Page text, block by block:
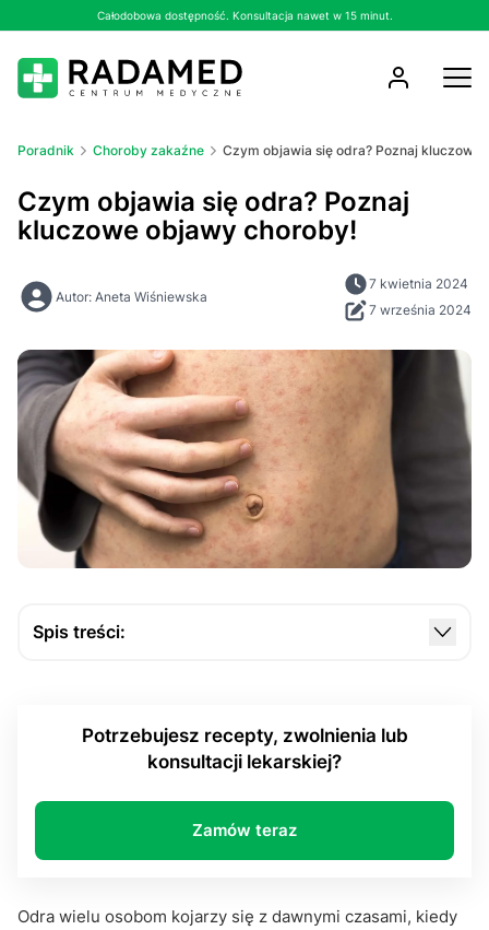
Całodobowa dostępność. Konsultacja nawet w 15 minut.
Poradnik Choroby zakaźne Czym objawia się odra? Poznaj kluczowe
Czym objawia się odra? Poznaj
kluczowe objawy choroby!
Autor: Aneta Wiśniewska
7 kwietnia 2024
7 września 2024
Spis treści:
Charakterystyczna wysypka odry
Kaszel i zapalenie dróg oddechowych
Jak odra wpływa na organizm?
Potrzebujesz recepty, zwolnienia lub
konsultacji lekarskiej?
Zamów teraz
Odra wielu osobom kojarzy się z dawnymi czasami, kiedy